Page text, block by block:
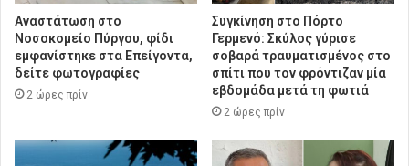
Αναστάτωση στο
Νοσοκομείο Πύργου, φίδι
εμφανίστηκε στα Επείγοντα,
δείτε φωτογραφίες
2 ώρες πρίν
Συγκίνηση στο Πόρτο
Γερμενό: Σκύλος γύρισε
σοβαρά τραυματισμένος στο
σπίτι που τον φρόντιζαν μία
εβδομάδα μετά τη φωτιά
2 ώρες πρίν